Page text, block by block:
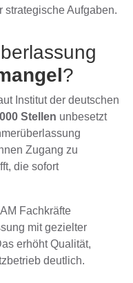
strategische Aufgaben.
?
Institut der deutschen
Stellen unbesetzt
Zugang zu
die sofort
Fachkräfte
mit gezielter
erhöht Qualität,
deutlich.